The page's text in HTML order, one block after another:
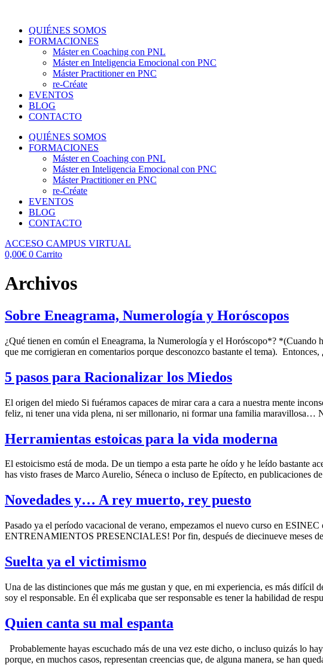
contenidoQUIÉNES SOMOS
FORMACIONES
Máster en Coaching con PNL
Máster en Inteligencia Emocional con PNC
Máster Practitioner en PNC
re-Créate
EVENTOS
BLOG
CONTACTO
QUIÉNES SOMOS
FORMACIONES
Máster en Coaching con PNL
Máster en Inteligencia Emocional con PNC
Máster Practitioner en PNC
re-Créate
EVENTOS
BLOG
CONTACTO
ACCESO CAMPUS VIRTUAL
0,00€ 0 Carrito
Archivos
Sobre Eneagrama, Numerología y Horóscopos
¿Qué tienen en común el Eneagrama, la Numerología y el Horóscopo*? *(Cuando
que me corrigieran en comentarios porque desconozco bastante el tema).
5 pasos para Racionalizar los Miedos
El origen del miedo Si fuéramos capaces de mirar cara a cara a nuestra mente
feliz, ni tener una vida plena, ni ser millonario, ni formar una familia maravillosa…
Herramientas estoicas para la vida moderna
El estoicismo está de moda. De un tiempo a esta parte he oído y he leído bastante
has visto frases de Marco Aurelio, Séneca o incluso de Epítecto, en publicaciones
Novedades y… A rey muerto, rey puesto
Pasado ya el período vacacional de verano, empezamos el nuevo curso en
ENTRENAMIENTOS PRESENCIALES! Por fin, después de diecinueve meses
Suelta ya el victimismo
Una de las distinciones que más me gustan y que, en mi experiencia, es más difícil
soy el responsable. En él explicaba que ser responsable es tener la habilidad de
Quien canta su mal espanta
Probablemente hayas escuchado más de una vez este dicho, o incluso quizás lo
porque, en muchos casos, representan creencias que, de alguna manera, se han